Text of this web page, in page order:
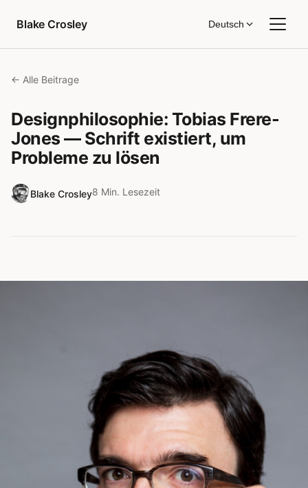
Blake Crosley
Deutsch
← Alle Beitrage
Designphilosophie: Tobias Frere-
Jones — Schrift existiert, um
Probleme zu lösen
Blake Crosley8 Min. Lesezeit